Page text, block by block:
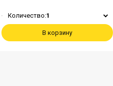
Количество:1
В корзину